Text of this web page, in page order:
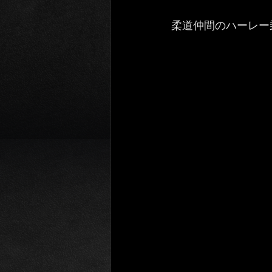
柔道仲間のハーレ